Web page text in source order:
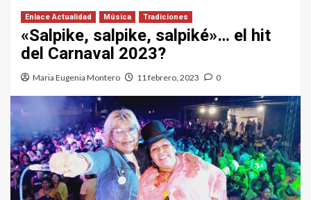
Enlace Actualidad Música Tradiciones
«Salpike, salpike, salpiké»… el hit
del Carnaval 2023?
Maria Eugenia Montero 11 febrero, 2023 0